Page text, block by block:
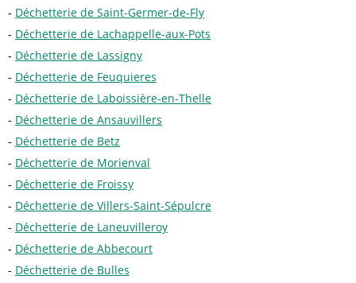
Déchetterie de Saint-Germer-de-Fly
Déchetterie de Lachappelle-aux-Pots
Déchetterie de Lassigny
Déchetterie de Feuquieres
Déchetterie de Laboissière-en-Thelle
Déchetterie de Ansauvillers
Déchetterie de Betz
Déchetterie de Morienval
Déchetterie de Froissy
Déchetterie de Villers-Saint-Sépulcre
Déchetterie de Laneuvilleroy
Déchetterie de Abbecourt
Déchetterie de Bulles